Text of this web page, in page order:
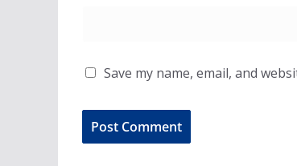
Save my name, email, and